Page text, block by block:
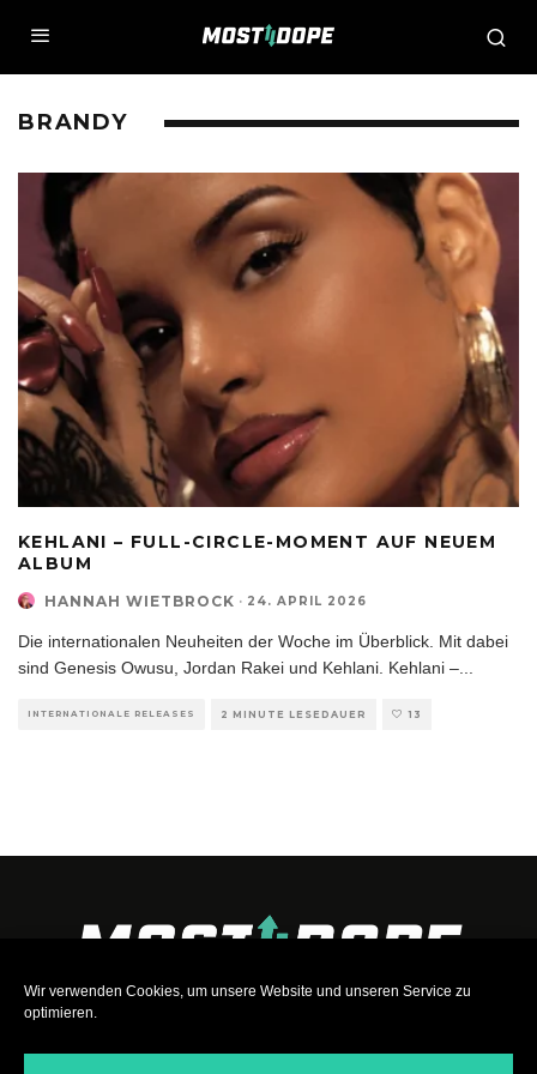
Wir verwenden Cookies, um unsere Website und unseren Service zu
optimieren.
BRANDY
KEHLANI – FULL-CIRCLE-MOMENT AUF NEUEM
ALBUM
HANNAH WIETBROCK · 24. APRIL 2026
Die internationalen Neuheiten der Woche im Überblick. Mit dabei
sind Genesis Owusu, Jordan Rakei und Kehlani. Kehlani –
INTERNATIONALE RELEASES 2 MINUTE LESEDAUER 13